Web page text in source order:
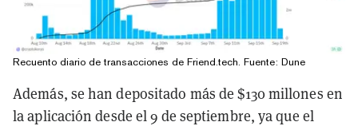
Recuento diario de transacciones de Friend.tech. Fuente: Dune
Además, se han depositado más de $130 millones en
la aplicación desde el 9 de septiembre, ya que el